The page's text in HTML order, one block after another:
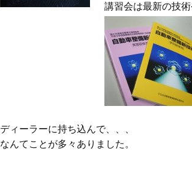
講習会は最新の技
ディーラーに持ち込んで、、、
なんてことが多々ありました。